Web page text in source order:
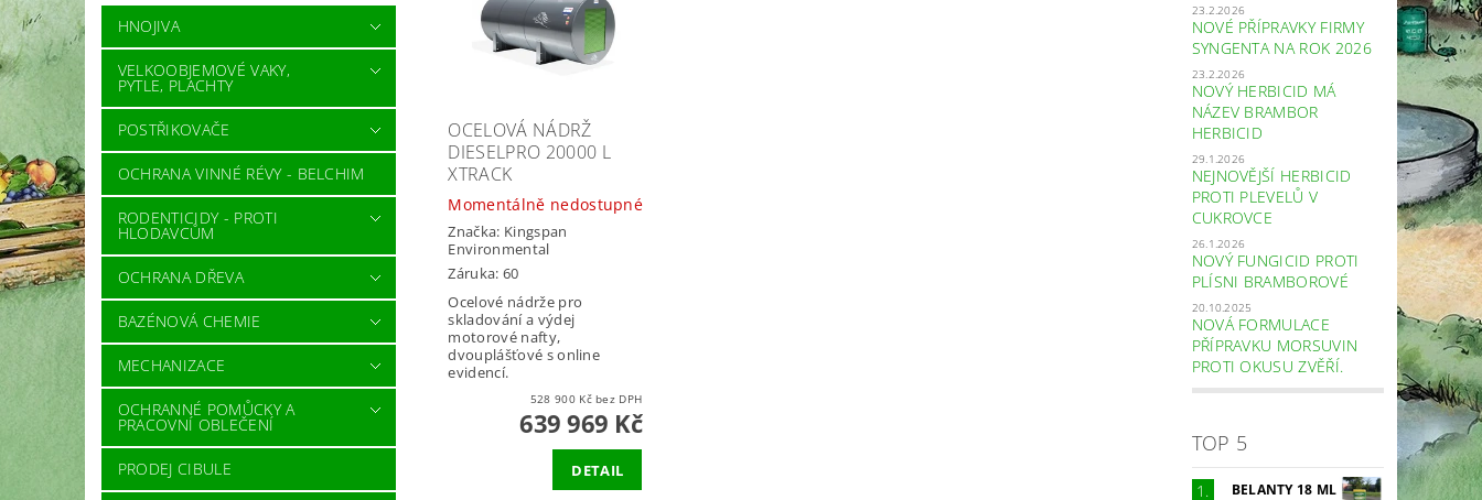
HNOJIVA
VELKOOBJEMOVÉ VAKY,
PYTLE, PLACHTY
POSTŘIKOVAČE
OCHRANA VINNÉ RÉVY - BELCHIM
RODENTICIDY - PROTI
HLODAVCŮM
OCHRANA DŘEVA
BAZÉNOVÁ CHEMIE
MECHANIZACE
OCHRANNÉ POMŮCKY A
PRACOVNÍ OBLEČENÍ
PRODEJ CIBULE
OCELOVÁ NÁDRŽ
DIESELPRO 20000 L
XTRACK
Momentálně nedostupné
Značka: Kingspan
Environmental
Záruka: 60
Ocelové nádrže pro
skladování a výdej
motorové nafty,
dvouplášťové s online
evidencí.
528 900 Kč bez DPH
639 969 Kč
DETAIL
23.2.2026
NOVÉ PŘÍPRAVKY FIRMY
SYNGENTA NA ROK 2026
23.2.2026
NOVÝ HERBICID MÁ
NÁZEV BRAMBOR
HERBICID
29.1.2026
NEJNOVĚJŠÍ HERBICID
PROTI PLEVELŮ V
CUKROVCE
26.1.2026
NOVÝ FUNGICID PROTI
PLÍSNI BRAMBOROVÉ
20.10.2025
NOVÁ FORMULACE
PŘÍPRAVKU MORSUVIN
PROTI OKUSU ZVĚŘÍ.
TOP 5
BELANTY 18 ML